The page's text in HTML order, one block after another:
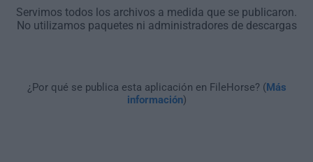
Servimos todos los archivos a medida que se publicaron.
No utilizamos paquetes ni administradores de descargas
¿Por qué se publica esta aplicación en FileHorse? (Más
información)